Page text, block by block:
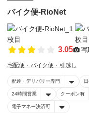
バイク便-RioNet
3.05 写
宅配便・バイク便・引越し
配達・デリバリー専門
24時間営業 クーポン有
電子マネー決済可